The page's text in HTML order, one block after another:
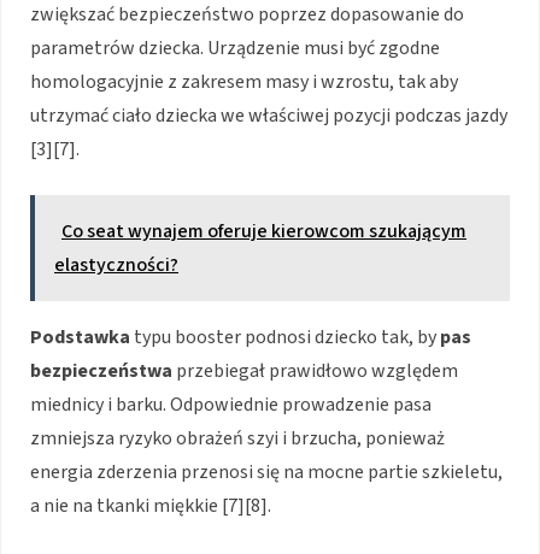
zwiększać bezpieczeństwo poprzez dopasowanie do
parametrów dziecka. Urządzenie musi być zgodne
homologacyjnie z zakresem masy i wzrostu, tak aby
utrzymać ciało dziecka we właściwej pozycji podczas jazdy
[3][7].
Co seat wynajem oferuje kierowcom szukającym
elastyczności?
Podstawka typu booster podnosi dziecko tak, bypas
bezpieczeństwa przebiegał prawidłowo względem
miednicy i barku. Odpowiednie prowadzenie pasa
zmniejsza ryzyko obrażeń szyi i brzucha, ponieważ
energia zderzenia przenosi się na mocne partie szkieletu,
a nie na tkanki miękkie [7][8].